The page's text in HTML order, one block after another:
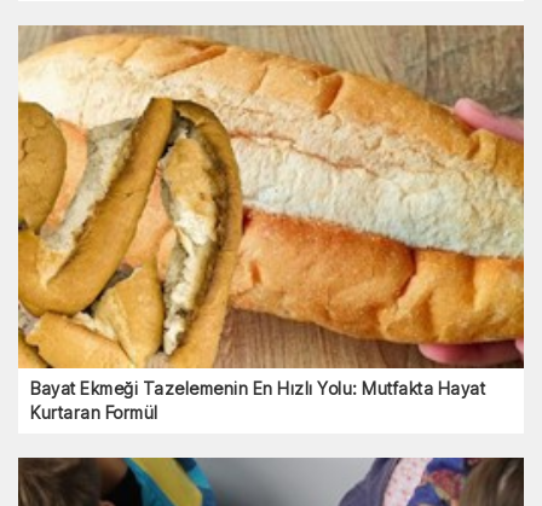
Bayat Ekmeği Tazelemenin En Hızlı Yolu: Mutfakta Hayat
Kurtaran Formül